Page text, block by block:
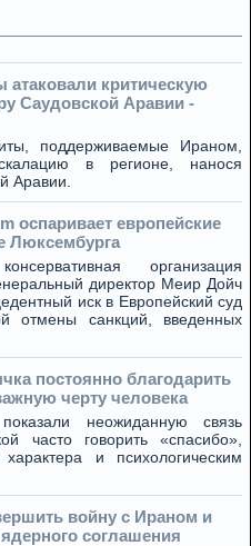
атаковали критическую
Саудовской Аравии -
поддерживаемые Ираном,
в регионе, нанося
Аравии.
оспаривает европейские
Люксембурга
организация
директор Меир Дойч
иск в Европейский суд
отмены санкций, введенных
постоянно благодарить
черту человека
неожиданную связь
часто говорить «спасибо»,
и психологическим
войну с Ираном и
соглашения